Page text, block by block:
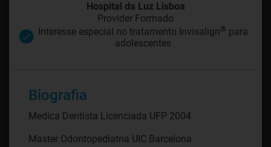
Hospital da Luz Lisboa
Provider Formado
Interesse especial no tratamento Invisalign® para
adolescentes
Biografia
Medica Dentista Licenciada UFP 2004
Master Odontopediatria UIC Barcelona